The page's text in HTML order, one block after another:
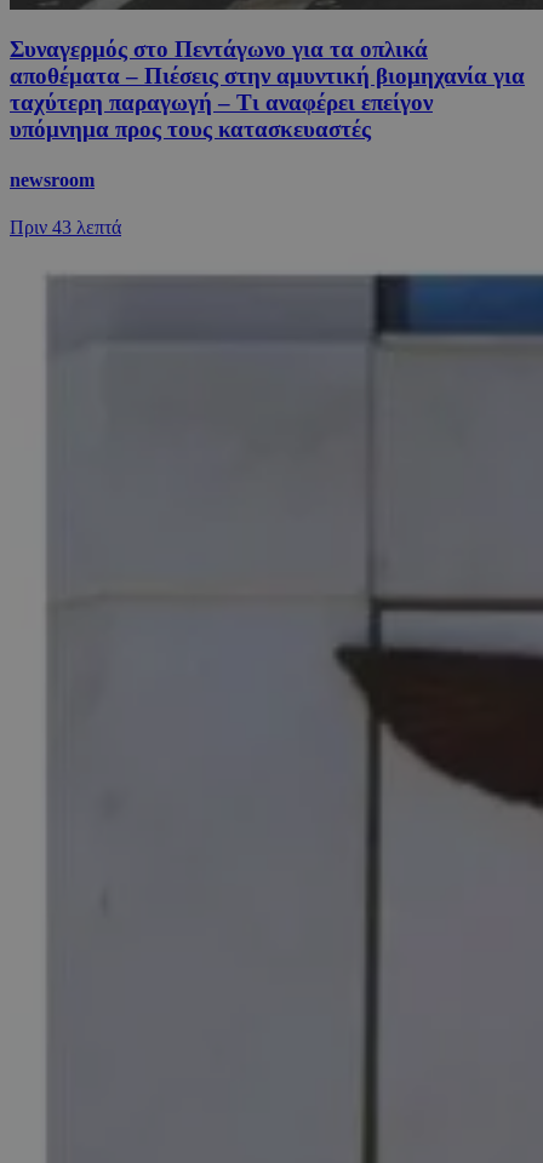
Συναγερμός στο Πεντάγωνο για τα οπλικά
αποθέματα – Πιέσεις στην αμυντική βιομηχανία για
ταχύτερη παραγωγή – Τι αναφέρει επείγον
υπόμνημα προς τους κατασκευαστές
newsroom
Πριν 43 λεπτά